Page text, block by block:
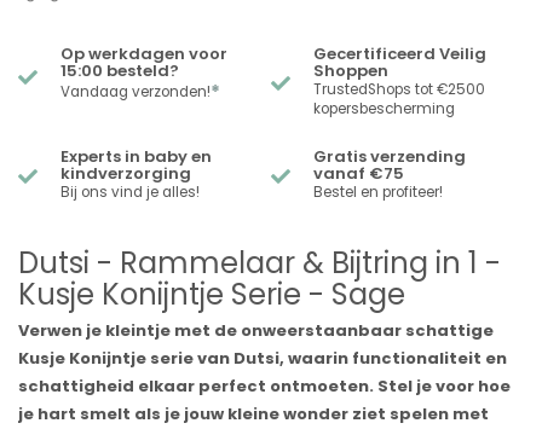
Op werkdagen voor
15:00 besteld?
Vandaag verzonden!*
Gecertificeerd Veilig
Shoppen
TrustedShops tot €2500
kopersbescherming
Experts in baby en
kindverzorging
Bij ons vind je alles!
Gratis verzending
vanaf €75
Bestel en profiteer!
Dutsi - Rammelaar & Bijtring in 1 -
Kusje Konijntje Serie - Sage
Verwen je kleintje met de onweerstaanbaar schattige
Kusje Konijntje serie van Dutsi, waarin functionaliteit en
schattigheid elkaar perfect ontmoeten. Stel je voor hoe
je hart smelt als je jouw kleine wonder ziet spelen met